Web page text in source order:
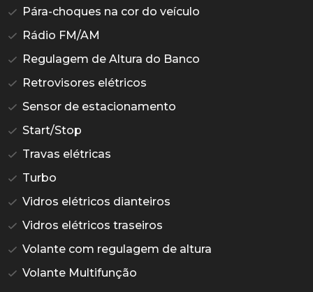
Pára-choques na cor do veículo
Rádio FM/AM
Regulagem de Altura do Banco
Retrovisores elétricos
Sensor de estacionamento
Start/Stop
Travas elétricas
Turbo
Vidros elétricos dianteiros
Vidros elétricos traseiros
Volante com regulagem de altura
Volante Multifunção